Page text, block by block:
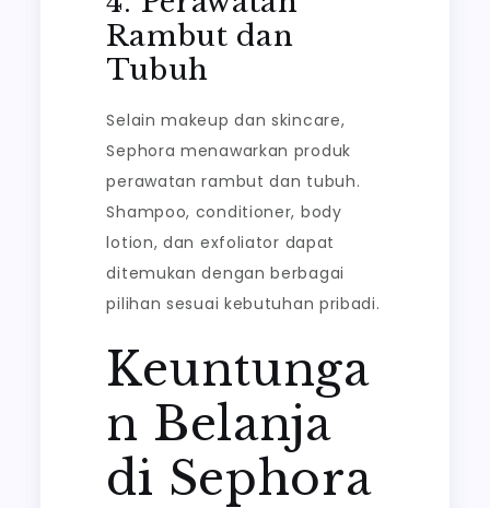
Rambut dan
Tubuh
Selain makeup dan skincare,
Sephora menawarkan produk
perawatan rambut dan tubuh.
Shampoo, conditioner, body
lotion, dan exfoliator dapat
ditemukan dengan berbagai
pilihan sesuai kebutuhan pribadi.
Keuntunga
n Belanja
di Sephora